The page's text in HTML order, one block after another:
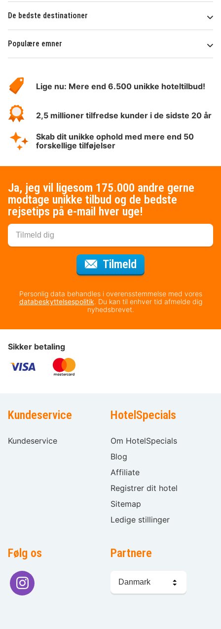
De bedste destinationer
Populære emner
HotelSpecials
Lige nu: Mere end 6.500 unikke hoteltilbud!
2,5 millioner tilfredse kunder i de sidste 20 år
Skab dit unikke ophold med mere end 50
forskellige tilføjelser
Ja, jeg vil ligesom 175.000 andre gerne
modtage unikke tilbud og de bedste
rejsetips på e-mail hver uge!
Tilmeld
Personlig data behandles i overensstemmelse med vores
databeskyttelsespolitik. Du kan til enhver tid afmelde dig
nyhedsbrevet.
Sikker betaling
Kundeservice
Kundeservice
HotelSpecials
Om HotelSpecials
Blog
Affiliate
Registrer dit hotel
Sitemap
Ledige stillinger
Følg os Partnere